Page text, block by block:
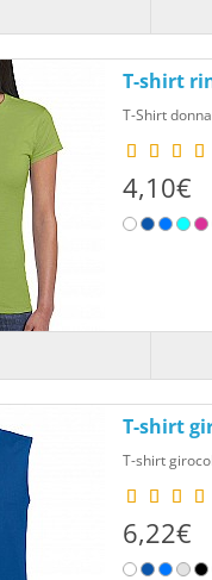
promuovere il
su capi di
un'impressione duratura.
l'abbigliamento
T-shirt
T-Shirt
4,10€
T-shirt
T-shirt
6,22€